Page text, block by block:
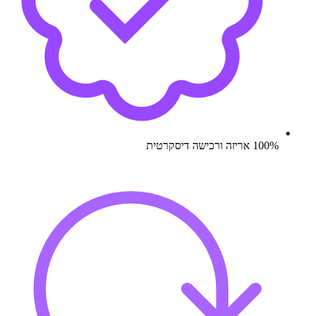
100% אריזה ורכישה דיסקרטית